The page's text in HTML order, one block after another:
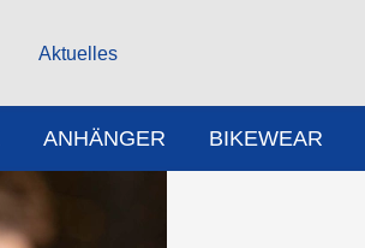
Aktuelles
ANHÄNGER BIKEWEAR